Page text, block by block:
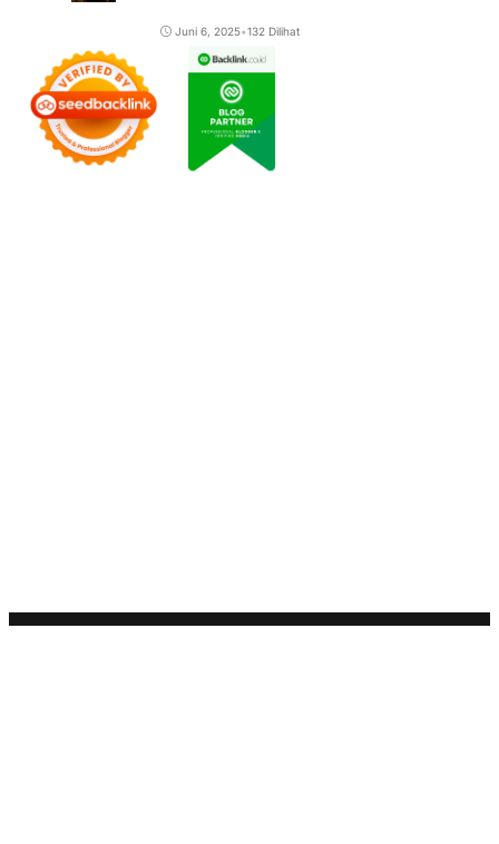
Juni 6, 2025•132 Dilihat